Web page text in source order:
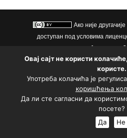
Ако није
доступан под условима
Aуторство
Политика приватности|
Овај сајт не користи
користе.
Употреба колачића је
коришћења
Да ли сте сагласни да
посете?
Да
Не